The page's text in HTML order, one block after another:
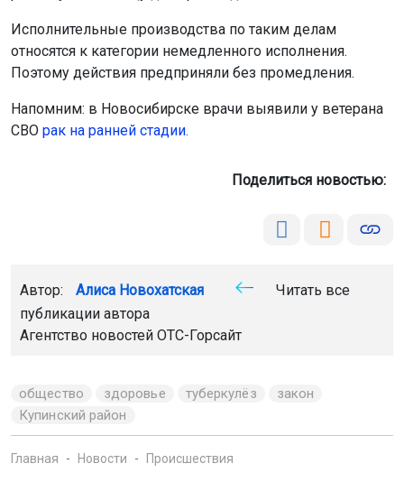
публикации автора
Агентство новостейОТС-Горсайт
общество
Спорт 6 августа 2026 - 21:16
Новосибирские спортсмены
России
С 31 июля по 18 октября проходит Спартакиада народов
России. В соревнованиях участвуют более 230
представителей Новосибирской области, включая 180